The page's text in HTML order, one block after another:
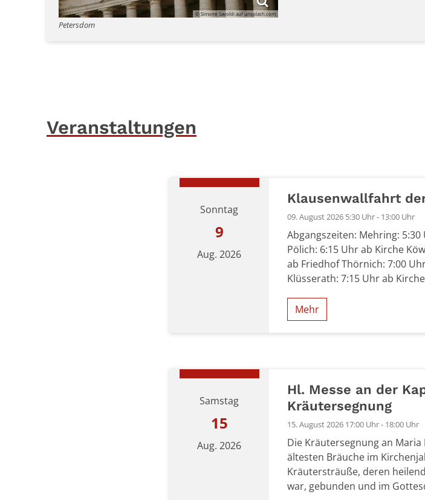
© Simone Savoldi auf unsplash.com
Petersdom
Veranstaltungen
Sonntag
9
Aug. 2026
Klausenwallfahrt
09. August 2026 5:30 Uhr - 13:00 Uhr
Abgangszeiten: Mehring:
Pölich: 6:15 Uhr ab Kirche
ab Friedhof Thörnich: 7:00
Klüsserath: 7:15 Uhr ab
Mehr
Samstag
15
Aug. 2026
Hl. Messe an der
Kräutersegnung
15. August 2026 17:00 Uhr - 18:00 Uhr
Die Kräutersegnung an
ältesten Bräuche im
Kräutersträuße, deren
war, gebunden und im